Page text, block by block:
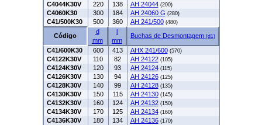
C4044K30V 220 138 AH 24044 (200)
C4060K30 300 184 AH 24060 G (280)
C41/500K30 500 360 AH 241/500 (480)
Código
d
mm
l
mm
Buchas de Desmontagem (d1)
C41/600K30 600 413 AHX 241/600 (570)
C4122K30V 110 82 AH 24122 (105)
C4124K30V 120 93 AH 24124 (115)
C4126K30V 130 94 AH 24126 (125)
C4128K30V 140 99 AH 24128 (135)
C4130K30V 150 115 AH 24130 (145)
C4132K30V 160 124 AH 24132 (150)
C4134K30V 170 125 AH 24134 (160)
C4136K30V 180 134 AH 24136 (170)